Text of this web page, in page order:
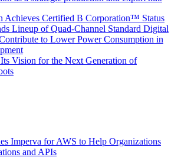
Achieves Certified B Corporation™ Status
Lineup of Quad-Channel Standard Digital
to Lower Power Consumption in
Vision for the Next Generation of
Imperva for AWS to Help Organizations
and APIs